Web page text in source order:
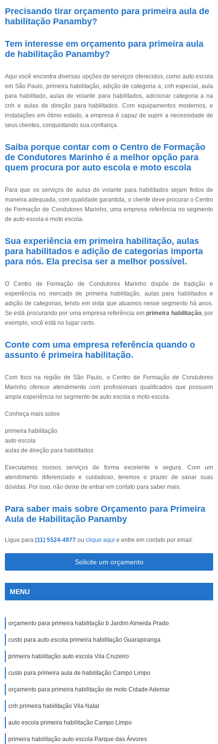
Precisando tirar orçamento para primeira aula de
habilitação Panamby?
Tem interesse em orçamento para primeira aula
de habilitação Panamby?
Aqui você encontra diversas opções de serviços oferecidos, como auto escola
em São Paulo, primeira habilitação, adição de categoria a, cnh especial, aula
para habilitado, aulas de volante para habilitados, adicionar categoria a na
cnh e aulas de direção para habilitados. Com equipamentos modernos, e
instalações em ótimo estado, a empresa é capaz de suprir a necessidade de
seus clientes, conquistando sua confiança.
Saiba porque contar com o Centro de Formação
de Condutores Marinho é a melhor opção para
quem procura por auto escola e moto escola
Para que os serviços de aulas de volante para habilitados sejam feitos de
maneira adequada, com qualidade garantida, o cliente deve procurar o Centro
de Formação de Condutores Marinho, uma empresa referência no segmento
de auto escola e moto escola.
Sua experiência em primeira habilitação, aulas
para habilitados e adição de categorias importa
para nós. Ela precisa ser a melhor possível.
O Centro de Formação de Condutores Marinho dispõe de tradição e
experiência no mercado de primeira habilitação, aulas para habilitados e
adição de categorias, tendo em vista que atuamos nesse segmento há anos.
Se está procurando por uma empresa referência emprimeira habilitação, por
exemplo, você está no lugar certo.
Conte com uma empresa referência quando o
assunto é primeira habilitação.
Com foco na região de São Paulo, o Centro de Formação de Condutores
Marinho oferece atendimento com profissionais qualificados que possuem
ampla experiência no segmento de auto escola e moto escola.
Conheça mais sobre
primeira habilitação
auto escola
aulas de direção para habilitados
Executamos nossos serviços de forma excelente e segura. Com um
atendimento diferenciado e cuidadoso, teremos o prazer de sanar suas
dúvidas. Por isso, não deixe de entrar em contato para saber mais.
Para saber mais sobre Orçamento para Primeira
Aula de Habilitação Panamby
Ligue para (11) 5524-4977 ou clique aqui e entre em contato por email.
Solicite um orçamento
MENU
orçamento para primeira habilitação b Jardim Almeida Prado
custo para auto escola primeira habilitação Guarapiranga
primeira habilitação auto escola Vila Cruzeiro
custo para primeira aula de habilitação Campo Limpo
orçamento para primeira habilitação de moto Cidade Ademar
cnh primeira habilitação Vila Natal
auto escola primeira habilitação Campo Limpo
primeira habilitação auto escola Parque das Árvores